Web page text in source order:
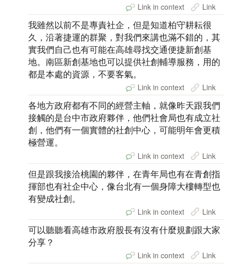
Link in context Link
我雖然以前不是專責社企，但是知道柏守耕耘很
久，沿著捷運的群聚，對我們來講也滿不錯的，其
實我們自己也有可能在高雄尋找交通便捷新創基
地。南區新創基地也可以提供社創輔導服務，用的
都是本處的資源，不要客氣。
Link in context Link
各地方政府都有不同的經營主軸，就像昨天跟我們
接觸的是台中市政府夥伴，他們社會局也有成立社
創，他們有一個實體的社創中心，可能明年會更積
極營運。
Link in context Link
但是跟我接洽桃園的夥伴，在青年局也有在青創指
揮部也有社企中心，像台北有一個身障大樓轉型也
有變成社創。
Link in context Link
可以聽聽看高雄市政府股長有沒有什麼規劃跟大家
分享？
Link in context Link